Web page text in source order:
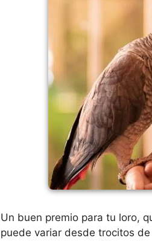
Un buen premio para tu loro,
puede variar desde trocitos